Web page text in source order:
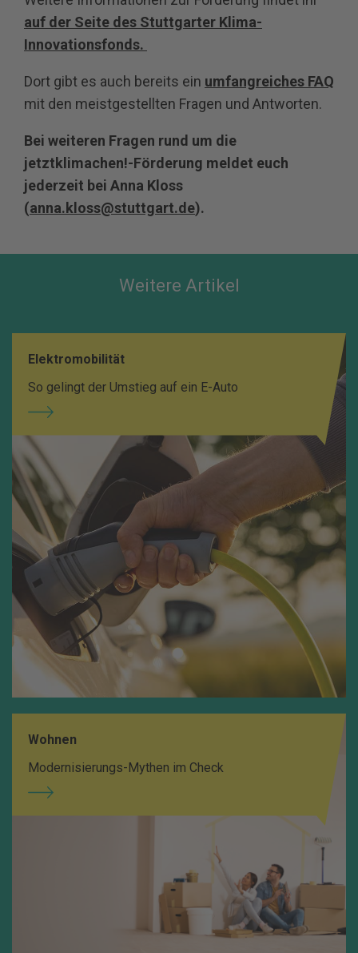
auf der Seite des Stuttgarter Klima-
Innovationsfonds.
Dort gibt es auch bereits ein umfangreiches FAQ
mit den meistgestellten Fragen und Antworten.
Bei weiteren Fragen rund um die
jetztklimachen!-Förderung meldet euch
jederzeit bei Anna Kloss
(anna.kloss@stuttgart.de).
Weitere Artikel
Elektromobilität
So gelingt der Umstieg auf ein E-Auto
Wohnen
Modernisierungs-Mythen im Check